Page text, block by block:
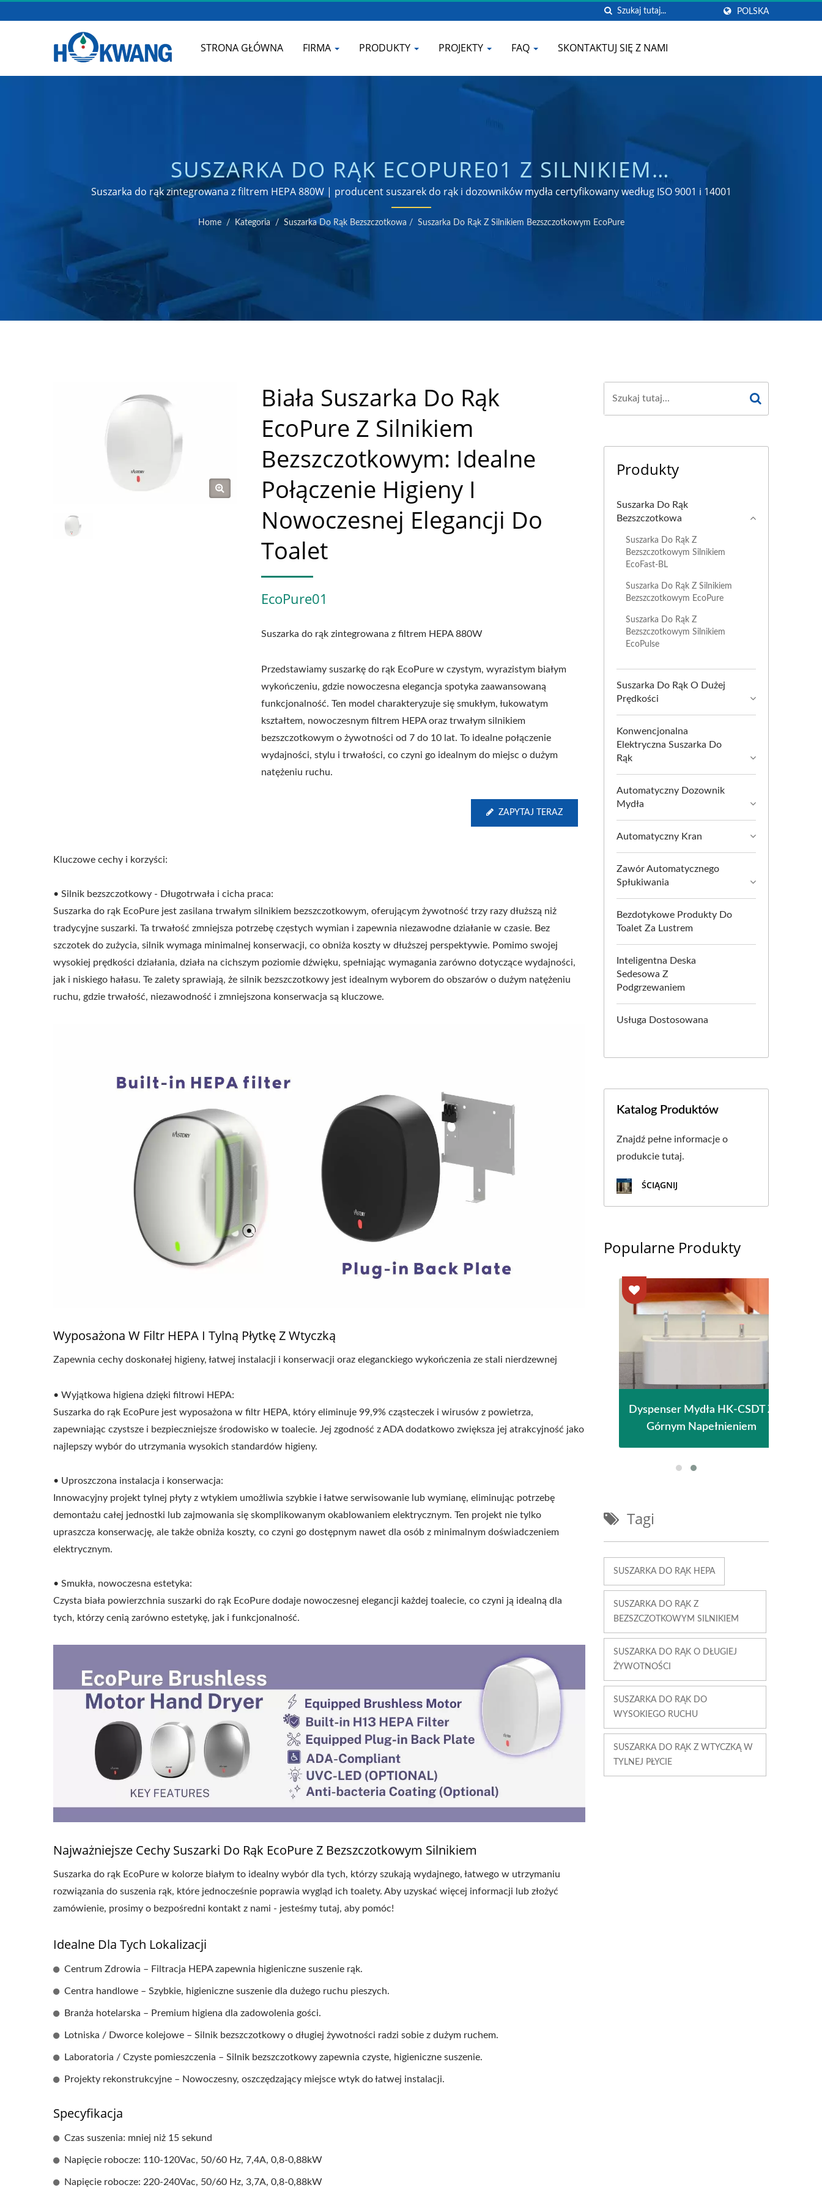
POLSKA
STRONA GŁÓWNA FIRMA PRODUKTY PROJEKTY FAQ SKONTAKTUJ SIĘ Z NAMI
SUSZARKA DO RĄK ECOPURE01 Z SILNIKIEM
BEZSZCZOTKOWYM | PRODUCENT KRANÓW DO KUCHNI I
ŁAZIENKI | HOKWANG
Suszarka do rąk zintegrowana z filtrem HEPA 880W | producent suszarek do rąk i dozowników mydła certyfikowany według ISO 9001 i 14001
Home / Kategoria / Suszarka Do Rąk Bezszczotkowa / Suszarka Do Rąk Z Silnikiem Bezszczotkowym EcoPure
Biała Suszarka Do Rąk
EcoPure Z Silnikiem
Bezszczotkowym: Idealne
Połączenie Higieny I
Nowoczesnej Elegancji Do
Toalet
EcoPure01
Suszarka do rąk zintegrowana z filtrem HEPA 880W
Przedstawiamy suszarkę do rąk EcoPure w czystym, wyrazistym białym
wykończeniu, gdzie nowoczesna elegancja spotyka zaawansowaną
funkcjonalność. Ten model charakteryzuje się smukłym, łukowatym
kształtem, nowoczesnym filtrem HEPA oraz trwałym silnikiem
bezszczotkowym o żywotności od 7 do 10 lat. To idealne połączenie
wydajności, stylu i trwałości, co czyni go idealnym do miejsc o dużym
natężeniu ruchu.
ZAPYTAJ TERAZ
Kluczowe cechy i korzyści:
• Silnik bezszczotkowy - Długotrwała i cicha praca:
Suszarka do rąk EcoPure jest zasilana trwałym silnikiem bezszczotkowym, oferującym żywotność trzy razy dłuższą niż
tradycyjne suszarki. Ta trwałość zmniejsza potrzebę częstych wymian i zapewnia niezawodne działanie w czasie. Bez
szczotek do zużycia, silnik wymaga minimalnej konserwacji, co obniża koszty w dłuższej perspektywie. Pomimo swojej
wysokiej prędkości działania, działa na cichszym poziomie dźwięku, spełniając wymagania zarówno dotyczące wydajności,
jak i niskiego hałasu. Te zalety sprawiają, że silnik bezszczotkowy jest idealnym wyborem do obszarów o dużym natężeniu
ruchu, gdzie trwałość, niezawodność i zmniejszona konserwacja są kluczowe.
Wyposażona W Filtr HEPA I Tylną Płytkę Z Wtyczką
Zapewnia cechy doskonałej higieny, łatwej instalacji i konserwacji oraz eleganckiego wykończenia ze stali nierdzewnej
• Wyjątkowa higiena dzięki filtrowi HEPA:
Suszarka do rąk EcoPure jest wyposażona w filtr HEPA, który eliminuje 99,9% cząsteczek i wirusów z powietrza,
zapewniając czystsze i bezpieczniejsze środowisko w toalecie. Jej zgodność z ADA dodatkowo zwiększa jej atrakcyjność jako
najlepszy wybór do utrzymania wysokich standardów higieny.
• Uproszczona instalacja i konserwacja:
Innowacyjny projekt tylnej płyty z wtykiem umożliwia szybkie i łatwe serwisowanie lub wymianę, eliminując potrzebę
demontażu całej jednostki lub zajmowania się skomplikowanym okablowaniem elektrycznym. Ten projekt nie tylko
upraszcza konserwację, ale także obniża koszty, co czyni go dostępnym nawet dla osób z minimalnym doświadczeniem
elektrycznym.
• Smukła, nowoczesna estetyka:
Czysta biała powierzchnia suszarki do rąk EcoPure dodaje nowoczesnej elegancji każdej toalecie, co czyni ją idealną dla
tych, którzy cenią zarówno estetykę, jak i funkcjonalność.
Najważniejsze Cechy Suszarki Do Rąk EcoPure Z Bezszczotkowym Silnikiem
Suszarka do rąk EcoPure w kolorze białym to idealny wybór dla tych, którzy szukają wydajnego, łatwego w utrzymaniu
rozwiązania do suszenia rąk, które jednocześnie poprawia wygląd ich toalety. Aby uzyskać więcej informacji lub złożyć
zamówienie, prosimy o bezpośredni kontakt z nami - jesteśmy tutaj, aby pomóc!
Idealne Dla Tych Lokalizacji
Centrum Zdrowia – Filtracja HEPA zapewnia higieniczne suszenie rąk.
Centra handlowe – Szybkie, higieniczne suszenie dla dużego ruchu pieszych.
Branża hotelarska – Premium higiena dla zadowolenia gości.
Lotniska / Dworce kolejowe – Silnik bezszczotkowy o długiej żywotności radzi sobie z dużym ruchem.
Laboratoria / Czyste pomieszczenia – Silnik bezszczotkowy zapewnia czyste, higieniczne suszenie.
Projekty rekonstrukcyjne – Nowoczesny, oszczędzający miejsce wtyk do łatwej instalacji.
Specyfikacja
Czas suszenia: mniej niż 15 sekund
Napięcie robocze: 110-120Vac, 50/60 Hz, 7,4A, 0,8-0,88kW
Napięcie robocze: 220-240Vac, 50/60 Hz, 3,7A, 0,8-0,88kW
Produkty
Suszarka Do Rąk
Bezszczotkowa
Suszarka Do Rąk Z
Bezszczotkowym Silnikiem
EcoFast-BL
Suszarka Do Rąk Z Silnikiem
Bezszczotkowym EcoPure
Suszarka Do Rąk Z
Bezszczotkowym Silnikiem
EcoPulse
Suszarka Do Rąk O Dużej
Prędkości
Konwencjonalna
Elektryczna Suszarka Do
Rąk
Automatyczny Dozownik
Mydła
Automatyczny Kran
Zawór Automatycznego
Spłukiwania
Bezdotykowe Produkty Do
Toalet Za Lustrem
Inteligentna Deska
Sedesowa Z
Podgrzewaniem
Usługa Dostosowana
Katalog Produktów
Znajdź pełne informacje o
produkcie tutaj.
ŚCIĄGNIJ
Popularne Produkty
Suszarka Do Rąk EcoHygiene
O Wysokiej Prędkości
Dyspenser Mydła HK-CSDT Z
Górnym Napełnieniem
Suszarka Do Rąk EcoHygiene
O Wysokiej Prędkości
Dyspenser Mydła HK-CSDT Z
Górnym Napełnieniem
Tagi
SUSZARKA DO RĄK HEPA
SUSZARKA DO RĄK Z
BEZSZCZOTKOWYM SILNIKIEM
SUSZARKA DO RĄK O DŁUGIEJ
ŻYWOTNOŚCI
SUSZARKA DO RĄK DO
WYSOKIEGO RUCHU
SUSZARKA DO RĄK Z WTYCZKĄ W
TYLNEJ PŁYCIE